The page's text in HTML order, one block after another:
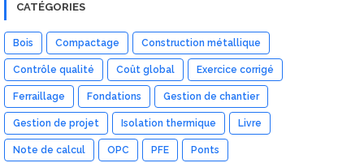
CATÉGORIES
Bois Compactage Construction métallique
Contrôle qualité Coût global Exercice corrigé
Ferraillage Fondations Gestion de chantier
Gestion de projet Isolation thermique Livre
Note de calcul OPC PFE Ponts